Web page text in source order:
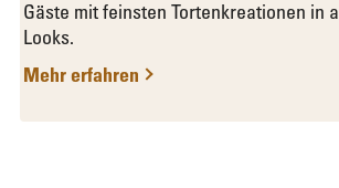
Gäste mit feinsten Tortenkreationen in
Looks.
Mehr erfahren